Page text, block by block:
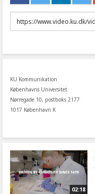
URL
to
KU Kommunikation
Københavns Universitet
Nørregade 10, postboks 2177
1017 København K
02:18